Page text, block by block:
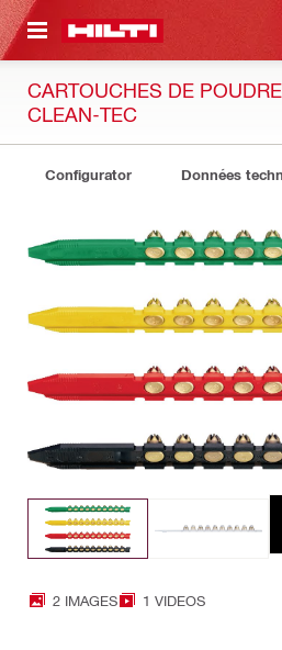
CARTOUCHES DE
CLEAN-TEC
Configurator Données
2 IMAGES 1 VIDEOS